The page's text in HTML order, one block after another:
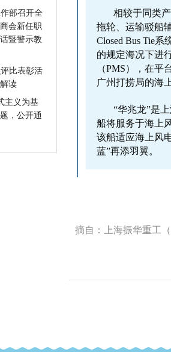
部召开全
会新任职
暨警示教
比表彰活
读
主义为基
，公开通
相较于同类
拖轮、运输驳船
Closed Bus Tie
的规定海况下进
（PMS），在
广州打捞局的海
“华兆龙”是
船将服务于海上
该船适应海上风
蓝”再添羽翼。
摘自： 上海振华重工